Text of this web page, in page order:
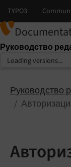
Руководство
Select language
Select version
Руководство